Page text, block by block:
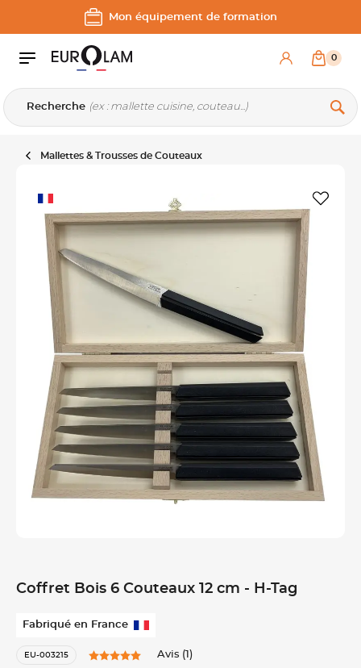
Aller au contenu
Aller à la navigation principale
Mon équipement de formation
Recherche
0
Mallettes & Trousses de Couteaux
Coffret Bois 6 Couteaux 12 cm - H-Tag
Fabriqué en France
EU-003215 Avis (1)